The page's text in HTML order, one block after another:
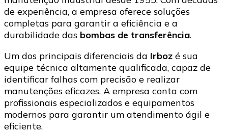
de experiência, a empresa oferece soluções
completas para garantir a eficiência e a
durabilidade das bombas de transferência.
Um dos principais diferenciais da Irboz é sua
equipe técnica altamente qualificada, capaz de
identificar falhas com precisão e realizar
manutenções eficazes. A empresa conta com
profissionais especializados e equipamentos
modernos para garantir um atendimento ágil e
eficiente.